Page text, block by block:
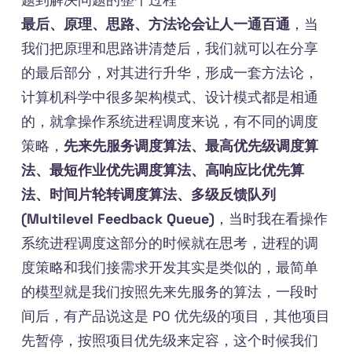
最后、原理、思路、方法论会让人一通百通 ，当
我们把原理和思路讲清楚后，我们就可以在分享
的最后部分，对其进行升华，形成一套方法论，
计算机科学中很多架构模式、设计模式都是相通
的，就拿操作系统进程调度来说，有不同的调度
策略， 先来先服务调度算法、最高优先级调度算
法、最短作业优先调度算法、高响应比优先算
法、时间片轮转调度算法、多级反馈队列
(Multilevel Feedback Queue) ，当时我在看操作
系统进程调度这部分的时候就在思考，进程的调
度策略和我们接需求开发其实是类似的，最简单
的模型就是我们按照先来先服务的算法，一段时
间后，有产品说这是 P0 优先级的项目，其他项目
先暂停，按照项目优先级来定容，这个时候我们